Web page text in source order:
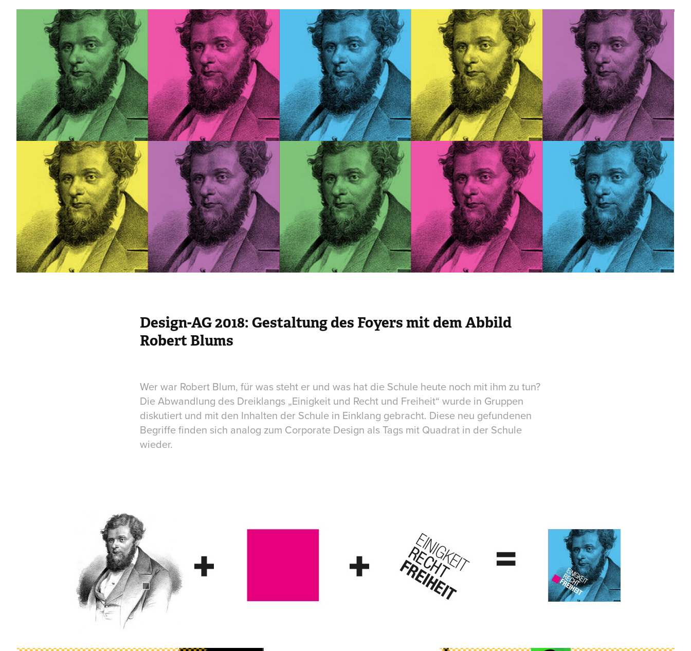
Design-AG 2018:Gestaltung des Foyersmit dem Abbild
Robert Blums
Wer war Robert Blum, für was steht er und was hat die Schule heute noch mit ihm zu tun?
Die Abwandlung des Dreiklangs „Einigkeit und Recht und Freiheit“ wurde in Gruppen
diskutiert und mit den Inhalten der Schule in Einklang gebracht. Diese neu gefundenen
Begriffe finden sich analog zum Corporate Design als Tags mit Quadrat in der Schule
wieder.